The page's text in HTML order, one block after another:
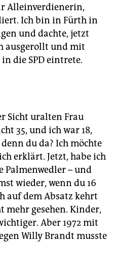
Alleinverdienerin,
Ich bin in Fürth in
und dachte, jetzt
ausgerollt und mit
die SPD eintrete.
Sicht uralten Frau
35, und ich war 18,
du da? Ich möchte
erklärt. Jetzt, habe ich
Palmenwedler – und
wieder, wenn du 16
auf dem Absatz kehrt
mehr gesehen. Kinder,
Aber 1972 mit
Willy Brandt musste